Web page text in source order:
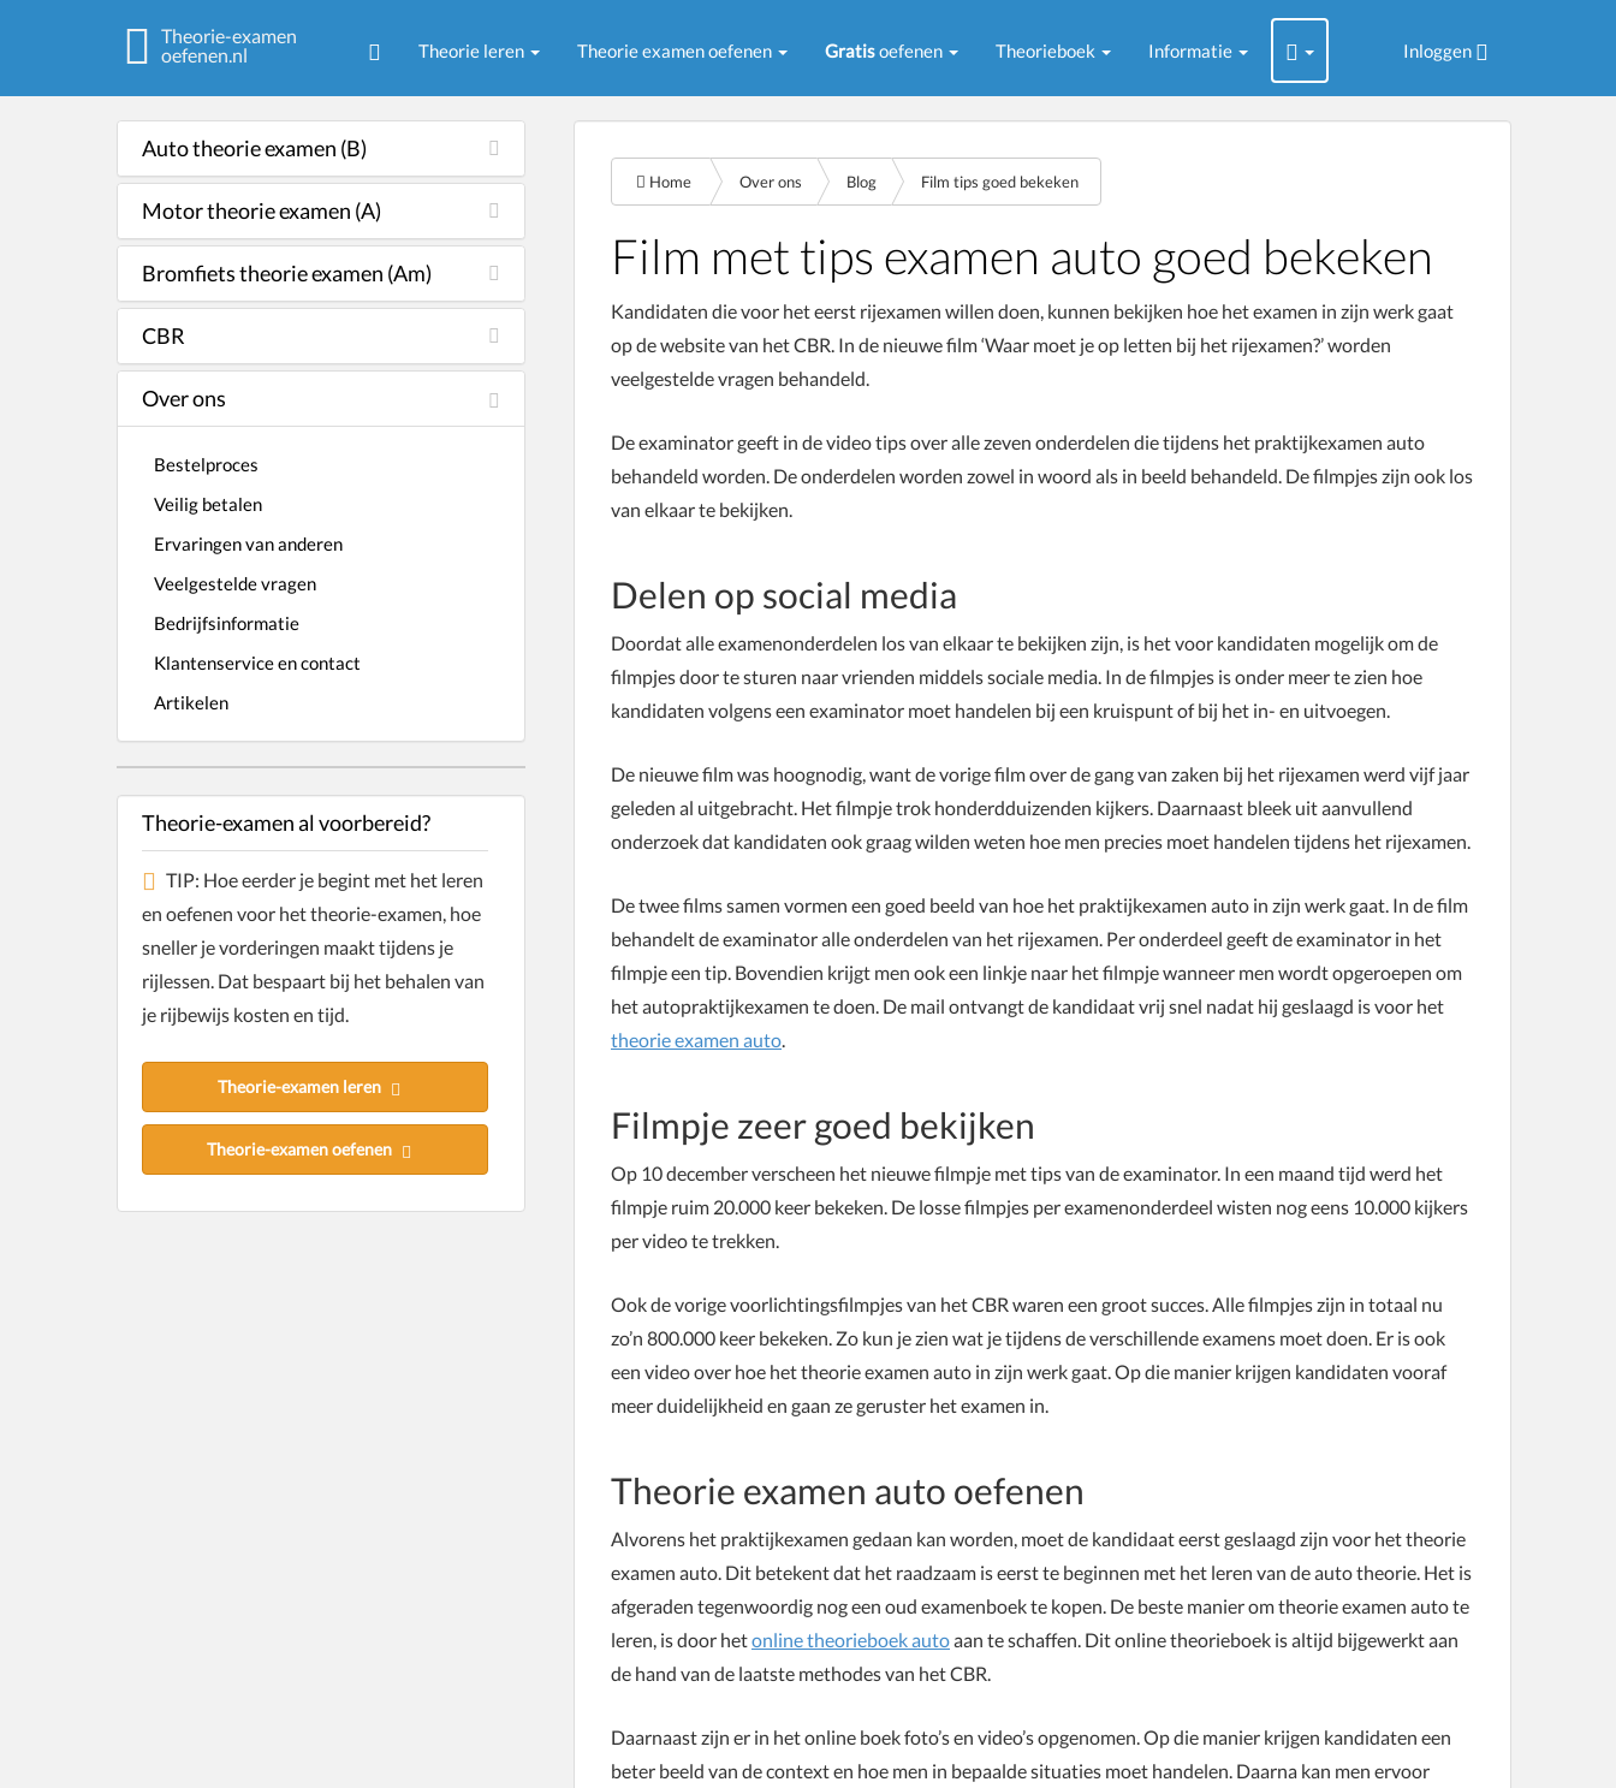
Theorie-examen
oefenen.nl
Theorie leren Theorie examen oefenen Gratisoefenen Theorieboek Informatie Inloggen
Home Over ons Blog Film tips goed bekeken
Film met tips examen auto goed bekeken
Kandidaten die voor het eerst rijexamen willen doen, kunnen bekijken hoe het examen in zijn werk gaat
op de website van het CBR. In de nieuwe film ‘Waar moet je op letten bij het rijexamen?’ worden
veelgestelde vragen behandeld.
De examinator geeft in de video tips over alle zeven onderdelen die tijdens het praktijkexamen auto
behandeld worden. De onderdelen worden zowel in woord als in beeld behandeld. De filmpjes zijn ook los
van elkaar te bekijken.
Delen op social media
Doordat alle examenonderdelen los van elkaar te bekijken zijn, is het voor kandidaten mogelijk om de
filmpjes door te sturen naar vrienden middels sociale media. In de filmpjes is onder meer te zien hoe
kandidaten volgens een examinator moet handelen bij een kruispunt of bij het in- en uitvoegen.
De nieuwe film was hoognodig, want de vorige film over de gang van zaken bij het rijexamen werd vijf jaar
geleden al uitgebracht. Het filmpje trok honderdduizenden kijkers. Daarnaast bleek uit aanvullend
onderzoek dat kandidaten ook graag wilden weten hoe men precies moet handelen tijdens het rijexamen.
De twee films samen vormen een goed beeld van hoe het praktijkexamen auto in zijn werk gaat. In de film
behandelt de examinator alle onderdelen van het rijexamen. Per onderdeel geeft de examinator in het
filmpje een tip. Bovendien krijgt men ook een linkje naar het filmpje wanneer men wordt opgeroepen om
het autopraktijkexamen te doen. De mail ontvangt de kandidaat vrij snel nadat hij geslaagd is voor het
theorie examen auto.
Filmpje zeer goed bekijken
Op 10 december verscheen het nieuwe filmpje met tips van de examinator. In een maand tijd werd het
filmpje ruim 20.000 keer bekeken. De losse filmpjes per examenonderdeel wisten nog eens 10.000 kijkers
per video te trekken.
Ook de vorige voorlichtingsfilmpjes van het CBR waren een groot succes. Alle filmpjes zijn in totaal nu
zo’n 800.000 keer bekeken. Zo kun je zien wat je tijdens de verschillende examens moet doen. Er is ook
een video over hoe het theorie examen auto in zijn werk gaat. Op die manier krijgen kandidaten vooraf
meer duidelijkheid en gaan ze geruster het examen in.
Theorie examen auto oefenen
Alvorens het praktijkexamen gedaan kan worden, moet de kandidaat eerst geslaagd zijn voor het theorie
examen auto. Dit betekent dat het raadzaam is eerst te beginnen met het leren van de auto theorie. Het is
afgeraden tegenwoordig nog een oud examenboek te kopen. De beste manier om theorie examen auto te
leren, is door hetonline theorieboek autoaan te schaffen. Dit online theorieboek is altijd bijgewerkt aan
de hand van de laatste methodes van het CBR.
Daarnaast zijn er in het online boek foto’s en video’s opgenomen. Op die manier krijgen kandidaten een
beter beeld van de context en hoe men in bepaalde situaties moet handelen. Daarna kan men ervoor
Auto theorie examen (B)
Motor theorie examen (A)
Bromfiets theorie examen (Am)
CBR
Over ons
Bestelproces
Veilig betalen
Ervaringen van anderen
Veelgestelde vragen
Bedrijfsinformatie
Klantenservice en contact
Artikelen
Theorie-examen al voorbereid?
TIP: Hoe eerder je begint met het leren
en oefenen voor het theorie-examen, hoe
sneller je vorderingen maakt tijdens je
rijlessen. Dat bespaart bij het behalen van
je rijbewijs kosten en tijd.
Theorie-examen leren
Theorie-examen oefenen